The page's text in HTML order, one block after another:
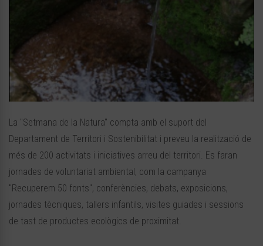
La "Setmana de la Natura" compta amb el suport del
Departament de Territori i Sostenibilitat i preveu la realització de
més de 200 activitats i iniciatives arreu del territori. Es faran
jornades de voluntariat ambiental, com la campanya
"Recuperem 50 fonts", conferències, debats, exposicions,
jornades tècniques, tallers infantils, visites guiades i sessions
de tast de productes ecològics de proximitat.